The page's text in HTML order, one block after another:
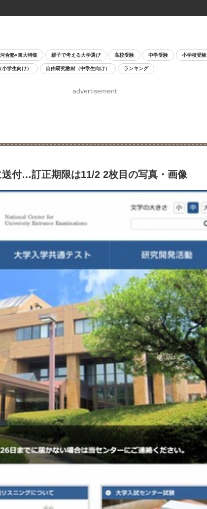
河合塾×東大特集 親子で考える大学選び 高校受験 中学受験 小学校受験
学生向け） 自由研究教材（中学生向け） ランキング
advertisement
送付…訂正期限は11/2 2枚目の写真・画像